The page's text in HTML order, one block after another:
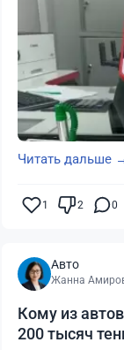
Читать дальше
1 2 0
Авто
Жанна
Кому из
200 тысяч